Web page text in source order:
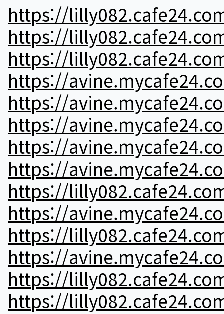
https://
https://
https://
https://
https://
https://
https://
https://
https://
https://
https://
https://
https://
https://